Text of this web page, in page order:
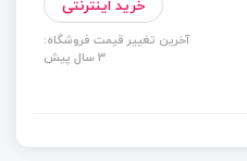
خرید اینترنتی
آخرین تغییر قیمت فروشگاه:
3 سال پیش